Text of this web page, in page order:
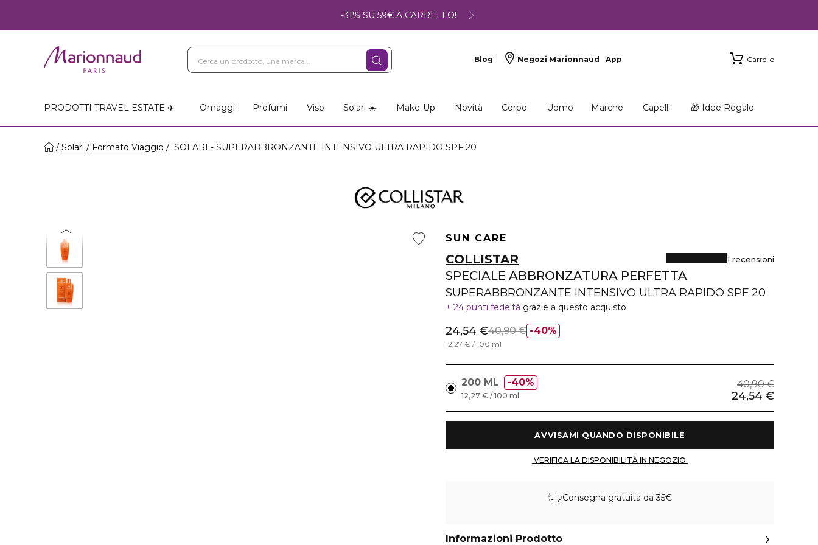
-31% SU 59€ A CARRELLO!
Blog Negozi Marionnaud App Carrello
PRODOTTI TRAVEL ESTATE ✈️ Omaggi Profumi Viso Solari ☀️ Make-Up Novità Corpo Uomo Marche Capelli 🎁 Idee Regalo
Solari Formato Viaggio SOLARI - SUPERABBRONZANTE INTENSIVO ULTRA RAPIDO SPF 20
SUN CARE
COLLISTAR
SPECIALE ABBRONZATURA PERFETTA
SUPERABBRONZANTE INTENSIVO ULTRA RAPIDO SPF 20
1 recensioni
24 punti fedeltà grazie a questo acquisto
40%
24,54 €40,90 €
12,27 € / 100 ml
200 ML 40% 40,90 €
24,54 €
12,27 € / 100 ml
Consegna gratuita da 35€
Informazioni Prodotto